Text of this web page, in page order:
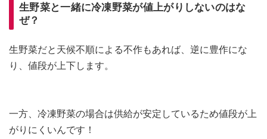
生野菜と一緒に冷凍野菜が値上がりしないのはな
ぜ？
生野菜だと天候不順による不作もあれば、逆に豊作にな
り、値段が上下します。
一方、冷凍野菜の場合は供給が安定しているため値段が上
がりにくいんです！